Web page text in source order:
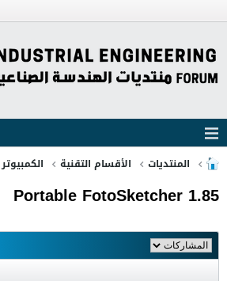
المنتديات الأقسام التقنية
Portable FotoSketcher 1.85